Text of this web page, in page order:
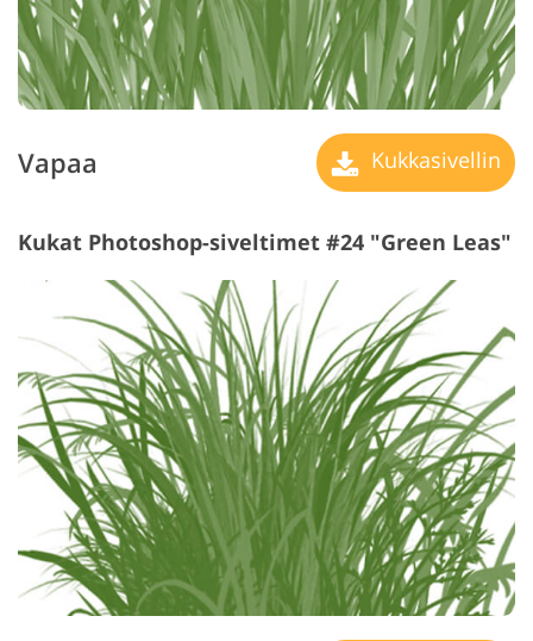
Vapaa Kukkasivellin
Kukat Photoshop-siveltimet #24 "Green Leas"